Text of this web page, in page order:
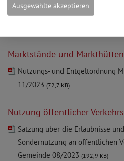
Limesfest
Marktstände und Markthütten
Nutzungs- und Entgeltordnung
11/2023 (72,7 KB)
Nutzung öffentlicher
Satzung über die Erlaubnisse
Sondernutzung an öffentlichen
Gemeinde 08/2023 (192,9 KB)
Ausgewählte akzeptieren